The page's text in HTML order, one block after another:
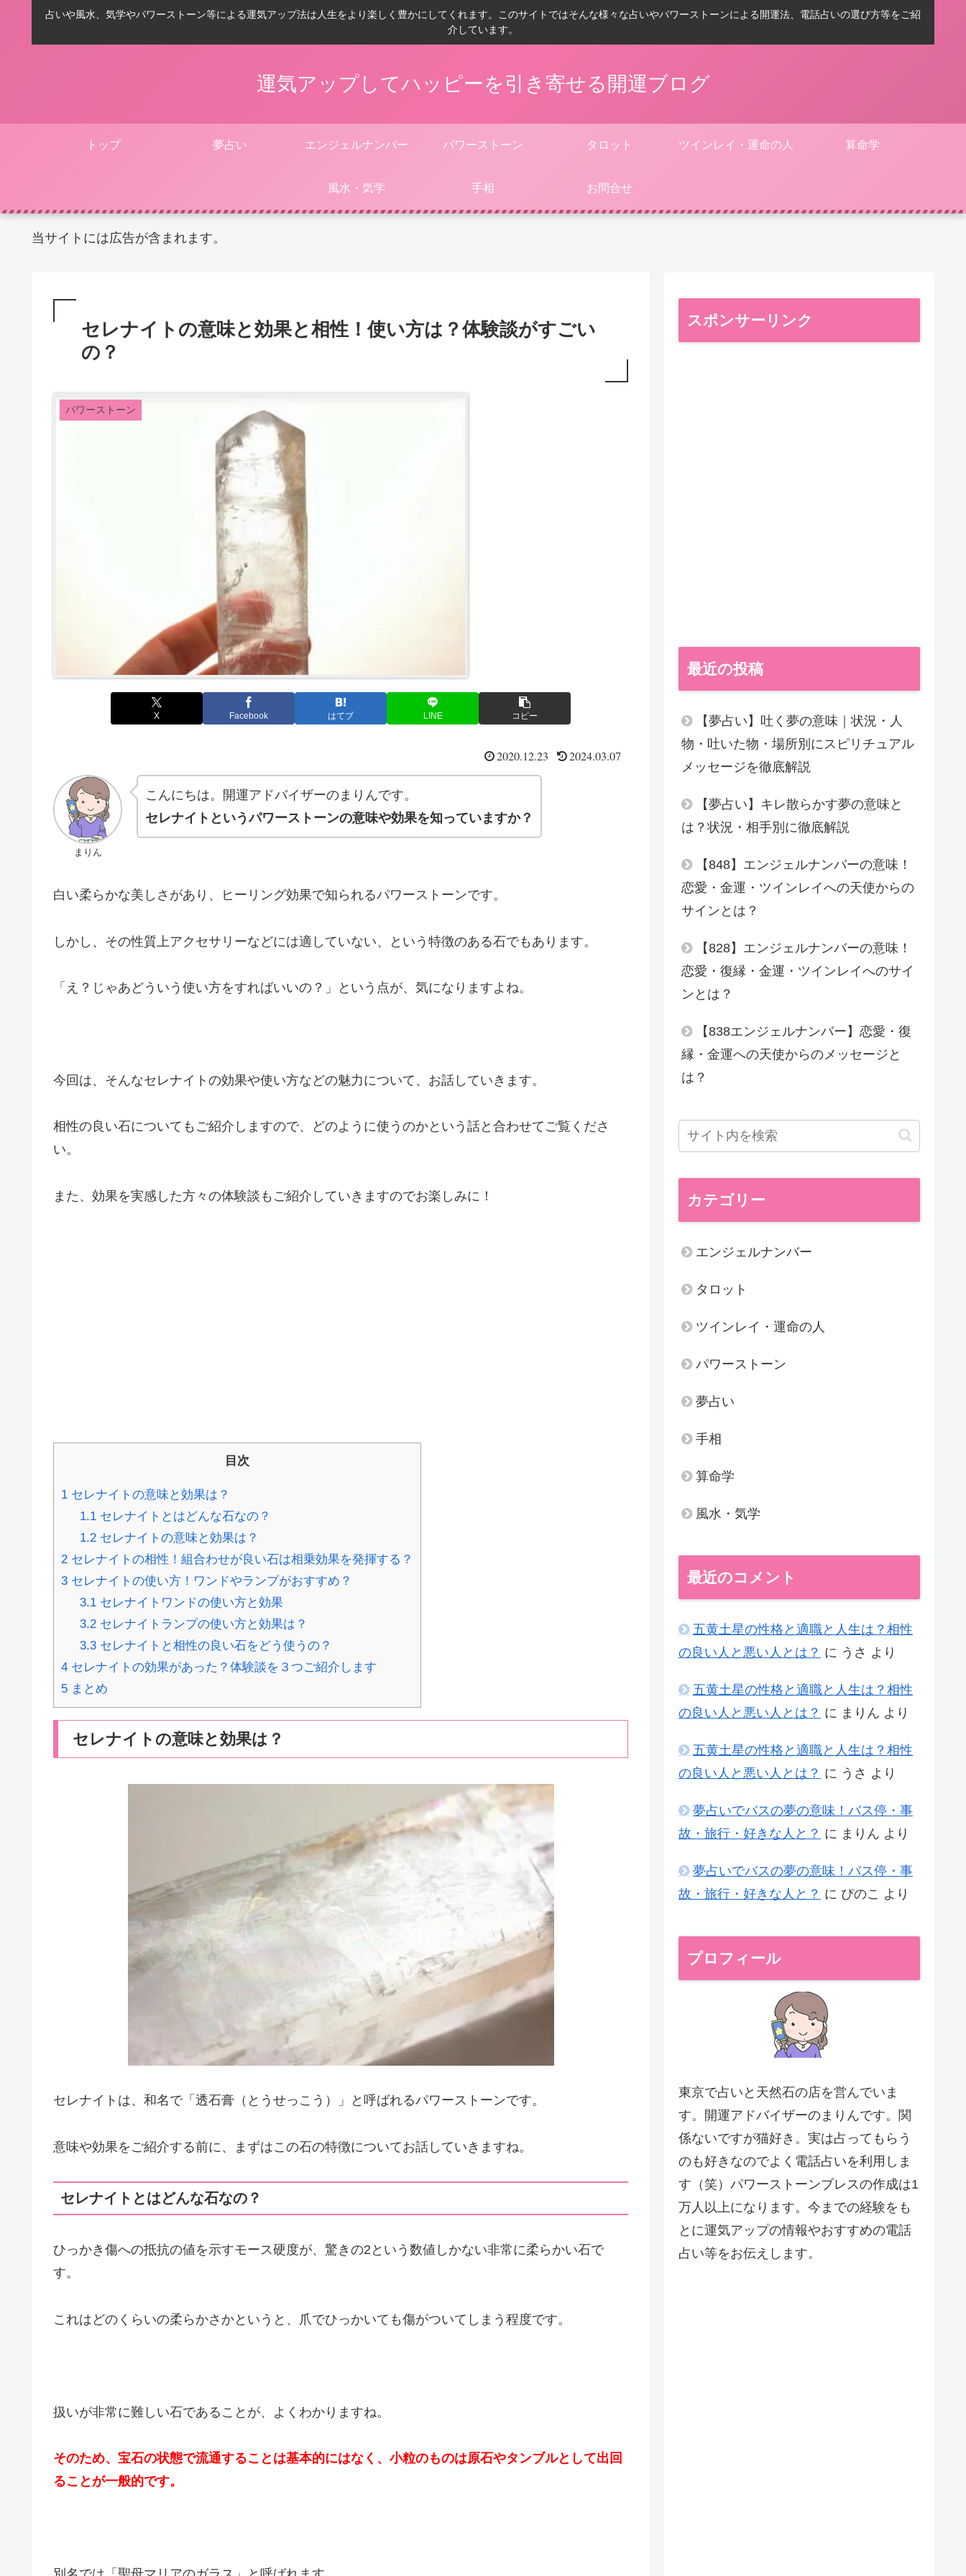
占いや風水、気学やパワーストーン等による運気アップ法は人生をより楽しく豊かにしてくれます。このサイトではそんな様々な占いやパワーストーンによる開運法、電話占いの選び方等をご紹
介しています。
運気アップしてハッピーを引き寄せる開運ブログ
トップ 夢占い エンジェルナンバー パワーストーン タロット ツインレイ・運命の人 算命学
風水・気学 手相 お問合せ
当サイトには広告が含まれます。
セレナイトの意味と効果と相性！使い方は？体験談がすごい
の？
パワーストーン
X Facebook はてブ LINE コピー
2020.12.23 2024.03.07
まりん
こんにちは。開運アドバイザーのまりんです。
セレナイトというパワーストーンの意味や効果を知っていますか？
白い柔らかな美しさがあり、ヒーリング効果で知られるパワーストーンです。
しかし、その性質上アクセサリーなどには適していない、という特徴のある石でもあります。
「え？じゃあどういう使い方をすればいいの？」という点が、気になりますよね。
今回は、そんなセレナイトの効果や使い方などの魅力について、お話していきます。
相性の良い石についてもご紹介しますので、どのように使うのかという話と合わせてご覧くださ
い。
また、効果を実感した方々の体験談もご紹介していきますのでお楽しみに！
目次
1 セレナイトの意味と効果は？
1.1セレナイトとはどんな石なの？
1.2セレナイトの意味と効果は？
2 セレナイトの相性！組合わせが良い石は相乗効果を発揮する？
3 セレナイトの使い方！ワンドやランプがおすすめ？
3.1セレナイトワンドの使い方と効果
3.2セレナイトランプの使い方と効果は？
3.3セレナイトと相性の良い石をどう使うの？
4 セレナイトの効果があった？体験談を３つご紹介します
5 まとめ
セレナイトの意味と効果は？
セレナイトは、和名で「透石膏（とうせっこう）」と呼ばれるパワーストーンです。
意味や効果をご紹介する前に、まずはこの石の特徴についてお話していきますね。
セレナイトとはどんな石なの？
ひっかき傷への抵抗の値を示すモース硬度が、驚きの2という数値しかない非常に柔らかい石で
す。
これはどのくらいの柔らかさかというと、爪でひっかいても傷がついてしまう程度です。
扱いが非常に難しい石であることが、よくわかりますね。
そのため、宝石の状態で流通することは基本的にはなく、小粒のものは原石やタンブルとして出回
ることが一般的です。
スポンサーリンク
最近の投稿
【夢占い】吐く夢の意味｜状況・人
物・吐いた物・場所別にスピリチュアル
メッセージを徹底解説
【夢占い】キレ散らかす夢の意味と
は？状況・相手別に徹底解説
【848】エンジェルナンバーの意味！
恋愛・金運・ツインレイへの天使からの
サインとは？
【828】エンジェルナンバーの意味！
恋愛・復縁・金運・ツインレイへのサイ
ンとは？
【838エンジェルナンバー】恋愛・復
縁・金運への天使からのメッセージと
は？
カテゴリー
エンジェルナンバー
タロット
ツインレイ・運命の人
パワーストーン
夢占い
手相
算命学
風水・気学
最近のコメント
五黄土星の性格と適職と人生は？相性
の良い人と悪い人とは？ に うさ より
五黄土星の性格と適職と人生は？相性
の良い人と悪い人とは？ に まりん より
五黄土星の性格と適職と人生は？相性
の良い人と悪い人とは？ に うさ より
夢占いでバスの夢の意味！バス停・事
故・旅行・好きな人と？ に まりん より
夢占いでバスの夢の意味！バス停・事
故・旅行・好きな人と？ に ぴのこ より
プロフィール
東京で占いと天然石の店を営んでいま
す。開運アドバイザーのまりんです。関
係ないですが猫好き。実は占ってもらう
のも好きなのでよく電話占いを利用しま
す（笑）パワーストーンブレスの作成は1
万人以上になります。今までの経験をも
とに運気アップの情報やおすすめの電話
占い等をお伝えします。